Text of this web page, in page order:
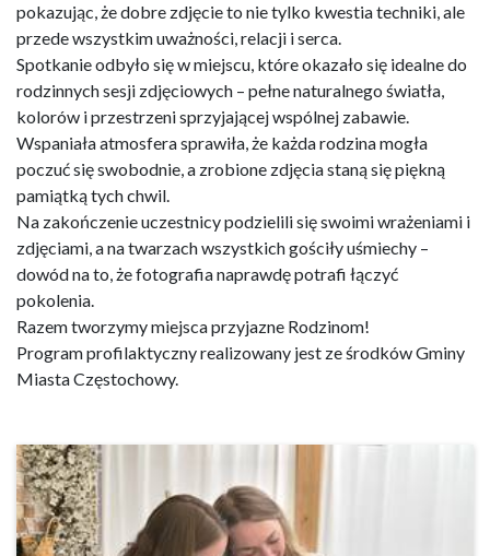
pokazując, że dobre zdjęcie to nie tylko kwestia techniki, ale
przede wszystkim uważności, relacji i serca.
Spotkanie odbyło się w miejscu, które okazało się idealne do
rodzinnych sesji zdjęciowych – pełne naturalnego światła,
kolorów i przestrzeni sprzyjającej wspólnej zabawie.
Wspaniała atmosfera sprawiła, że każda rodzina mogła
poczuć się swobodnie, a zrobione zdjęcia staną się piękną
pamiątką tych chwil.
Na zakończenie uczestnicy podzielili się swoimi wrażeniami i
zdjęciami, a na twarzach wszystkich gościły uśmiechy –
dowód na to, że fotografia naprawdę potrafi łączyć
pokolenia.
Razem tworzymy miejsca przyjazne Rodzinom!
Program profilaktyczny realizowany jest ze środków Gminy
Miasta Częstochowy.